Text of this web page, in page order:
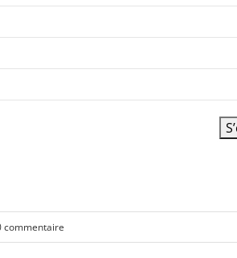
commentaire